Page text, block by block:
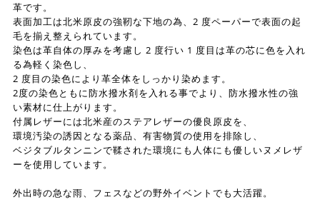
革です。
表面加工は北米原皮の強靭な下地の為、2 度ペーパーで表面の起
毛を揃え整えられています。
染色は革自体の厚みを考慮し 2 度行い 1 度目は革の芯に色を入れ
る為軽く染色し、
2 度目の染色により革全体をしっかり染めます。
2度の染色ともに防水撥水剤を入れる事でより、防水撥水性の強
い素材に仕上がります。
付属レザーには北米産のステアレザーの優良原皮を、
環境汚染の誘因となる薬品、有害物質の使用を排除し、
ベジタブルタンニンで鞣された環境にも人体にも優しいヌメレザ
ーを使用しています。
外出時の急な雨、フェスなどの野外イベントでも大活躍。